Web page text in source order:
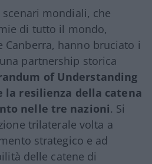
scenari mondiali, che
di tutto il mondo,
Canberra, hanno bruciato i
partnership storica
of Understanding
la resilienza della catena
nelle tre nazioni. Si
trilaterale volta a
strategico e ad
delle catene di